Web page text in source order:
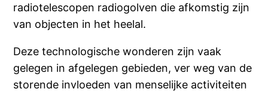
radiotelescopen radiogolven die afkomstig zijn
van objecten in het heelal.
Deze technologische wonderen zijn vaak
gelegen in afgelegen gebieden, ver weg van de
storende invloeden van menselijke activiteiten